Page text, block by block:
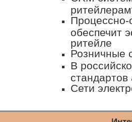
Процессно-
обеспечит
ритейле
Розничные
В
стандартов
Сети